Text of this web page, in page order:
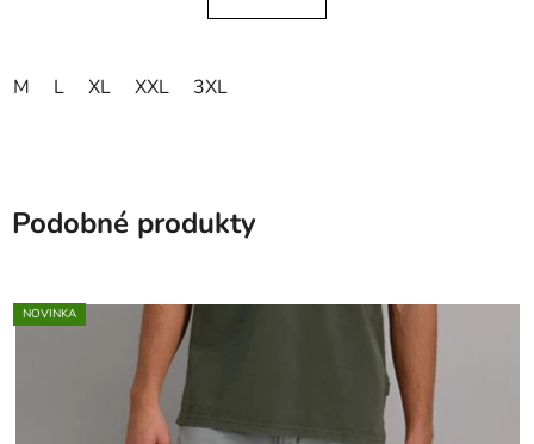
M L XL XXL 3XL
Podobné produkty
NOVINKA